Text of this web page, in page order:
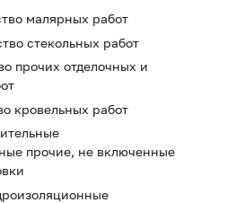
малярных работ
стекольных работ
прочих отделочных и
кровельных работ
прочие, не включенные